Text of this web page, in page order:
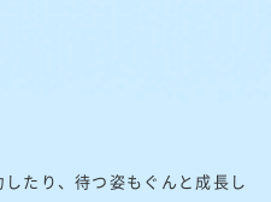
たり、待つ姿もぐんと成長し